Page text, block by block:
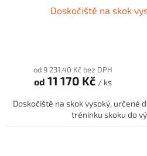
Doskočiště na skok
od 9 231,40 Kč bez DPH
od 11 170 Kč / ks
Doskočiště na skok vysoký, určené
tréninku skoku do